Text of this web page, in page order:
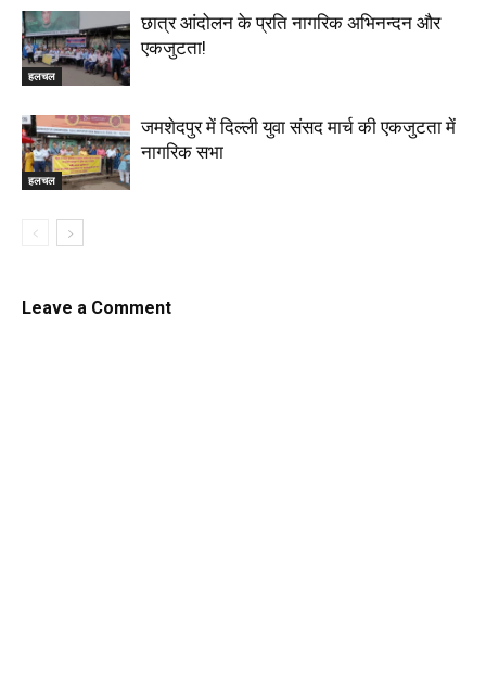
हलचल
छात्र आंदोलन के प्रति नागरिक अभिनन्दन और
एकजुटता!
हलचल
जमशेदपुर में दिल्ली युवा संसद मार्च की एकजुटता में
नागरिक सभा
Leave a Comment